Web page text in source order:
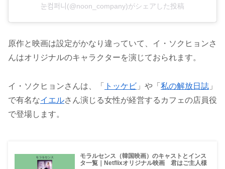
눈컴퍼니(@noon_company)がシェアした投稿
原作と映画は設定がかなり違っていて、イ・ソクヒョンさ
んはオリジナルのキャラクターを演じておられます。
イ・ソクヒョンさんは、「 トッケビ 」や「 私の解放日誌 」
で有名なイエルさん演じる女性が経営するカフェの店員役
で登場します。
モラルセンス（韓国映画）のキャストとインス
タ一覧｜Netflixオリジナル映画 君はご主人様